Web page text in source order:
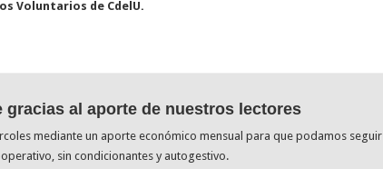
Voluntarios de CdelU.
gracias al aporte de nuestros lectores
mediante un aporte económico mensual para que podamos seguir
sin condicionantes y autogestivo.